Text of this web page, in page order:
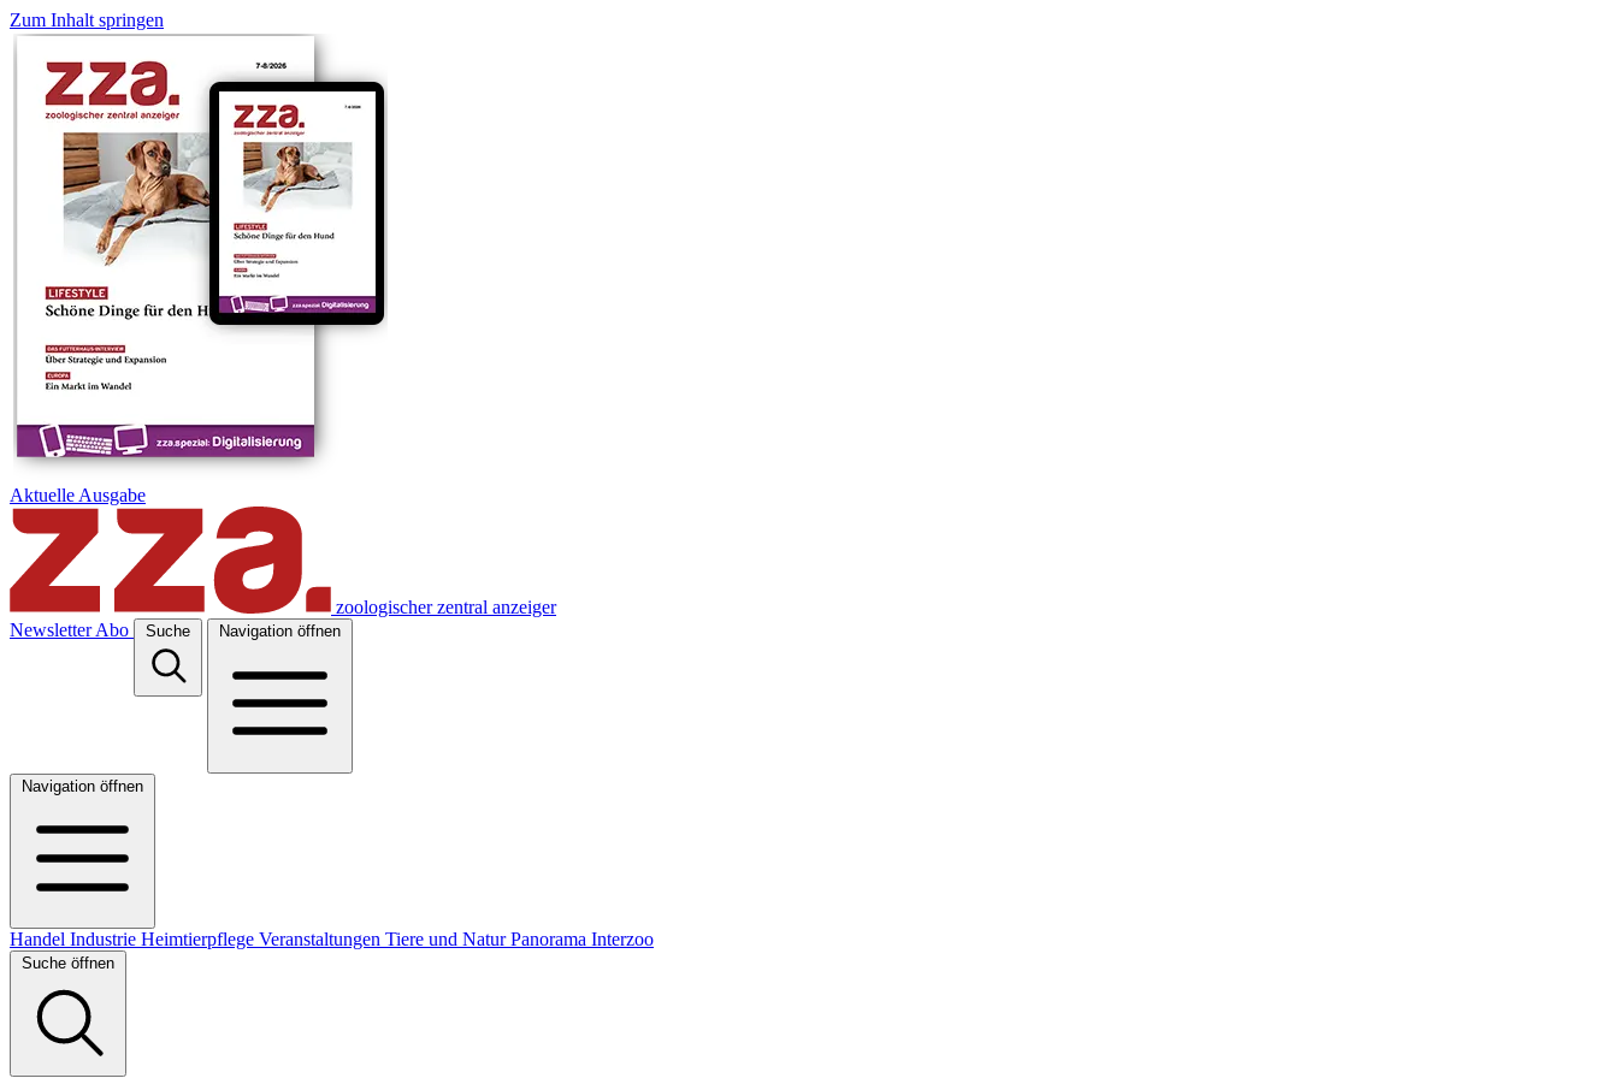
Zum Inhalt springen
Aktuelle Ausgabe
zoologischer zentral anzeiger
Newsletter Abo Suche Navigation öffnen
Navigation öffnen
Handel Industrie Heimtierpflege Veranstaltungen Tiere und NaturPanorama Interzoo
Suche öffnen